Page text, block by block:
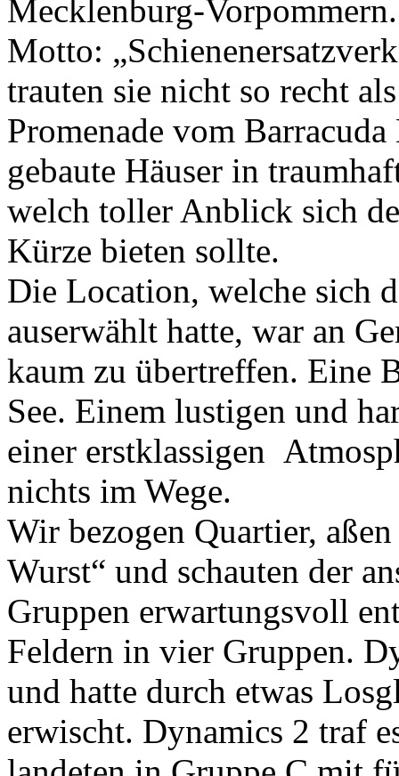
Mecklenburg-
Motto:
trauten sie nicht so recht
Promenade vom
gebaute Häuser in
welch toller Anblick sich
Kürze bieten sollte.
Die Location, welche sich
auserwählt hatte, war an
kaum zu übertreffen. Eine
See. Einem lustigen und
einer erstklassigen
nichts im Wege.
Wir bezogen Quartier,
Wurst“ und schauten der
Gruppen erwartungsvoll
Feldern in vier Gruppen.
und hatte durch etwas
erwischt. Dynamics 2 traf